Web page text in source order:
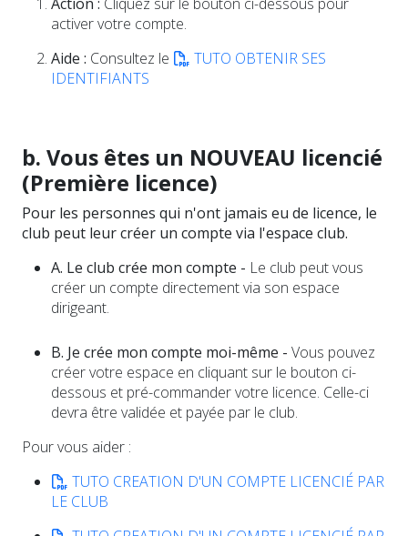
activer votre compte.
Aide : Consultez le
TUTO OBTENIR SES
IDENTIFIANTS
b. Vous êtes un NOUVEAU licencié
(Première licence)
Pour les personnes qui n'ont jamais eu de licence, le
club peut leur créer un compte via l'espace club.
A. Le club crée mon compte - Le club peut vous
créer un compte directement via son espace
dirigeant.
B. Je crée mon compte moi-même - Vous pouvez
créer votre espace en cliquant sur le bouton ci-
dessous et pré-commander votre licence. Celle-ci
devra être validée et payée par le club.
Pour vous aider :
TUTO CREATION D'UN COMPTE LICENCIÉ PAR
LE CLUB